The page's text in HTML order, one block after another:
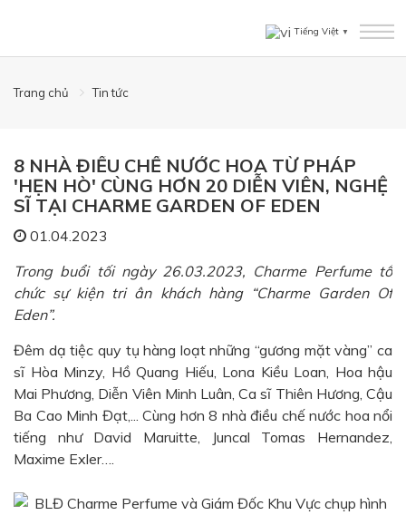
Tiếng Việt ▼
Trang chủ Tin tức
8 NHÀ ĐIỀU CHẾ NƯỚC HOA TỪ PHÁP
'HẸN HÒ' CÙNG HƠN 20 DIỄN VIÊN, NGHỆ
SĨ TẠI CHARME GARDEN OF EDEN
01.04.2023
Trong buổi tối ngày 26.03.2023, Charme Perfume tổ
chức sự kiện tri ân khách hàng “Charme Garden Of
Eden”.
Đêm dạ tiệc quy tụ hàng loạt những “gương mặt vàng” ca
sĩ Hòa Minzy, Hồ Quang Hiếu, Lona Kiều Loan, Hoa hậu
Mai Phương, Diễn Viên Minh Luân, Ca sĩ Thiên Hương, Cậu
Ba Cao Minh Đạt,... Cùng hơn 8 nhà điều chế nước hoa nổi
tiếng như David Maruitte, Juncal Tomas Hernandez,
Maxime Exler….